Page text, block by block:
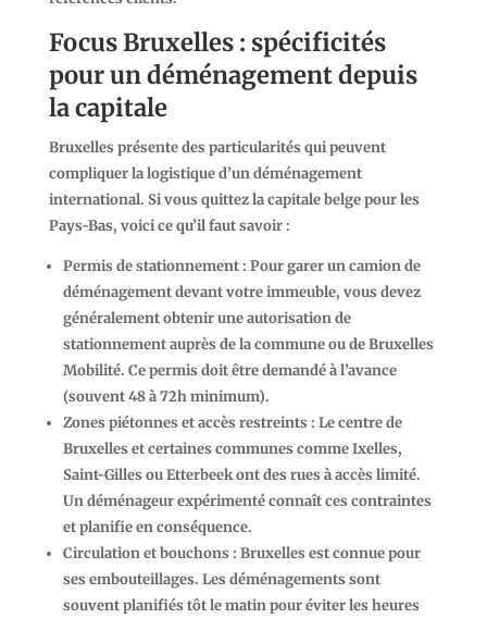
Focus Bruxelles : spécificités
pour un déménagement depuis
la capitale
Bruxelles présente des particularités qui peuvent
compliquer la logistique d’un déménagement
international. Si vous quittez la capitale belge pour les
Pays-Bas, voici ce qu’il faut savoir :
Permis de stationnement: Pour garer un camion de
déménagement devant votre immeuble, vous devez
généralement obtenir une autorisation de
stationnement auprès de la commune ou de Bruxelles
Mobilité. Ce permis doit être demandé à l’avance
(souvent 48 à 72h minimum).
Zones piétonnes et accès restreints : Le centre de
Bruxelles et certaines communes comme Ixelles,
Saint-Gilles ou Etterbeek ont des rues à accès limité.
Un déménageur expérimenté connaît ces contraintes
et planifie en conséquence.
Circulation et bouchons : Bruxelles est connue pour
ses embouteillages. Les déménagements sont
souvent planifiés tôt le matin pour éviter les heures